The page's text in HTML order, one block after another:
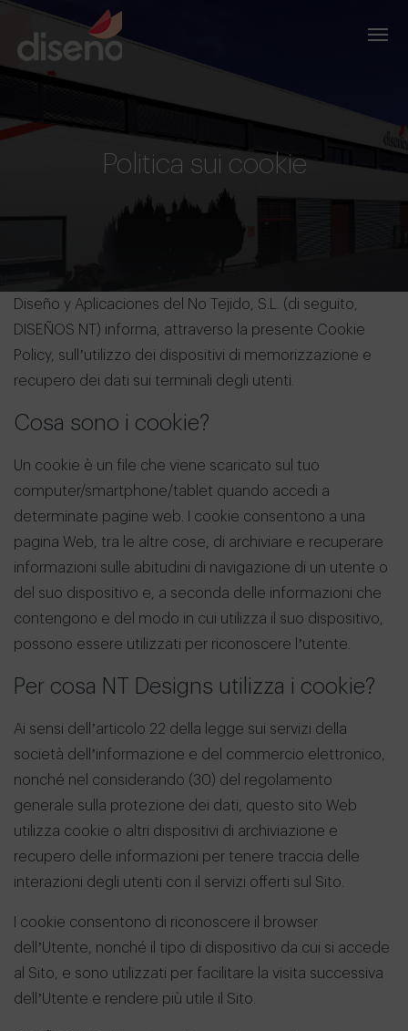
Politica sui cookie
Diseño y Aplicaciones del No Tejido, S.L. (di seguito,
DISEÑOS NT) informa, attraverso la presente Cookie
Policy, sull’utilizzo dei dispositivi di memorizzazione e
recupero dei dati sui terminali degli utenti.
Cosa sono i cookie?
Un cookie è un file che viene scaricato sul tuo
computer/smartphone/tablet quando accedi a
determinate pagine web. I cookie consentono a una
pagina Web, tra le altre cose, di archiviare e recuperare
informazioni sulle abitudini di navigazione di un utente o
del suo dispositivo e, a seconda delle informazioni che
contengono e del modo in cui utilizza il suo dispositivo,
possono essere utilizzati per riconoscere l’utente.
Per cosa NT Designs utilizza i cookie?
Ai sensi dell’articolo 22 della legge sui servizi della
società dell’informazione e del commercio elettronico,
nonché nel considerando (30) del regolamento
generale sulla protezione dei dati, questo sito Web
utilizza cookie o altri dispositivi di archiviazione e
recupero delle informazioni per tenere traccia delle
interazioni degli utenti con il servizi offerti sul Sito.
I cookie consentono di riconoscere il browser
dell’Utente, nonché il tipo di dispositivo da cui si accede
al Sito, e sono utilizzati per facilitare la visita successiva
dell’Utente e rendere più utile il Sito.